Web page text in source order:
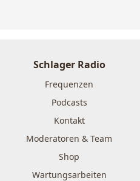
Schlager Radio
Frequenzen
Podcasts
Kontakt
Moderatoren & Team
Shop
Wartungsarbeiten